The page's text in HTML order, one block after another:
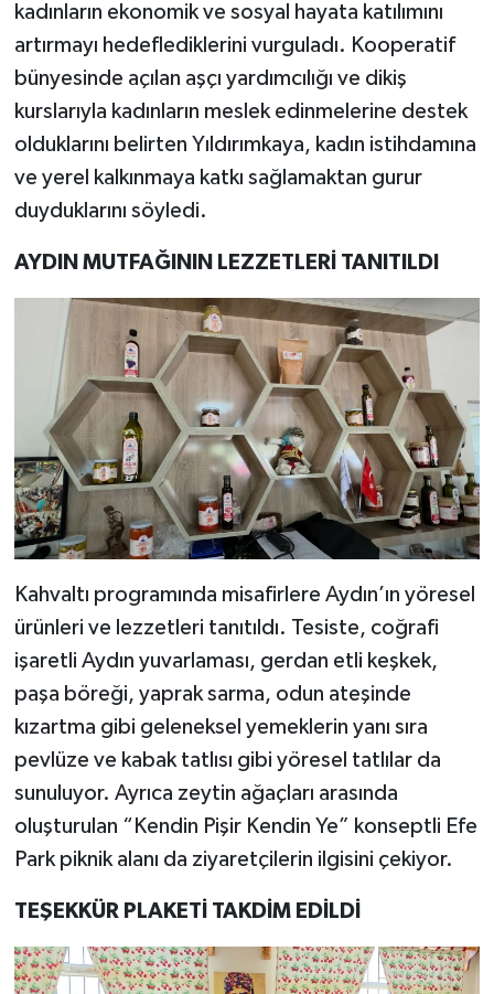
kadınların ekonomik ve sosyal hayata katılımını
artırmayı hedeflediklerini vurguladı. Kooperatif
bünyesinde açılan aşçı yardımcılığı ve dikiş
kurslarıyla kadınların meslek edinmelerine destek
olduklarını belirten Yıldırımkaya, kadın istihdamına
ve yerel kalkınmaya katkı sağlamaktan gurur
duyduklarını söyledi.
AYDIN MUTFAĞININ LEZZETLERİ TANITILDI
Kahvaltı programında misafirlere Aydın’ın yöresel
ürünleri ve lezzetleri tanıtıldı. Tesiste, coğrafi
işaretli Aydın yuvarlaması, gerdan etli keşkek,
paşa böreği, yaprak sarma, odun ateşinde
kızartma gibi geleneksel yemeklerin yanı sıra
pevlüze ve kabak tatlısı gibi yöresel tatlılar da
sunuluyor. Ayrıca zeytin ağaçları arasında
oluşturulan “Kendin Pişir Kendin Ye” konseptli Efe
Park piknik alanı da ziyaretçilerin ilgisini çekiyor.
TEŞEKKÜR PLAKETİ TAKDİM EDİLDİ